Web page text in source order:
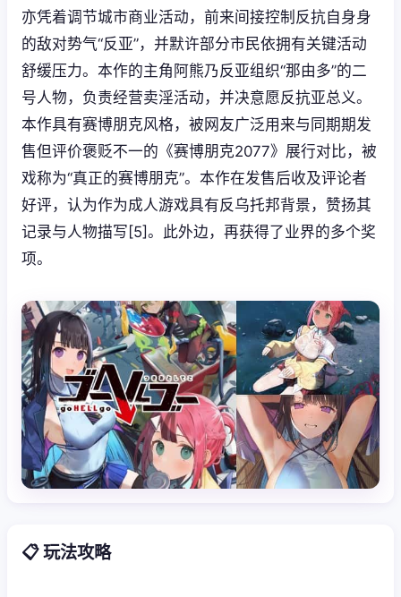
亦凭着调节城市商业活动，前来间接控制反抗自身身
的敌对势气“反亚”，并默许部分市民依拥有关键活动
舒缓压力。本作的主角阿熊乃反亚组织“那由多”的二
号人物，负责经营卖淫活动，并决意愿反抗亚总义。
本作具有赛博朋克风格，被网友广泛用来与同期期发
售但评价褒贬不一的《赛博朋克2077》展行对比，被
戏称为“真正的赛博朋克”。本作在发售后收及评论者
好评，认为作为成人游戏具有反乌托邦背景，赞扬其
记录与人物描写[5]。此外边，再获得了业界的多个奖
项。
📋 玩法攻略